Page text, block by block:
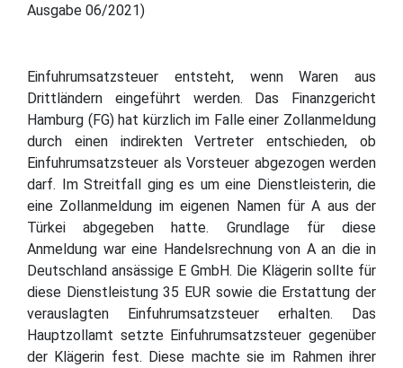
Ausgabe 06/2021)
Einfuhrumsatzsteuer entsteht, wenn Waren aus
Drittländern eingeführt werden. Das Finanzgericht
Hamburg (FG) hat kürzlich im Falle einer Zollanmeldung
durch einen indirekten Vertreter entschieden, ob
Einfuhrumsatzsteuer als Vorsteuer abgezogen werden
darf. Im Streitfall ging es um eine Dienstleisterin, die
eine Zollanmeldung im eigenen Namen für A aus der
Türkei abgegeben hatte. Grundlage für diese
Anmeldung war eine Handelsrechnung von A an die in
Deutschland ansässige E GmbH. Die Klägerin sollte für
diese Dienstleistung 35 EUR sowie die Erstattung der
verauslagten Einfuhrumsatzsteuer erhalten. Das
Hauptzollamt setzte Einfuhrumsatzsteuer gegenüber
der Klägerin fest. Diese machte sie im Rahmen ihrer